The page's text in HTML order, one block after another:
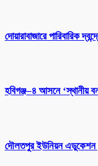
দোয়ারাবাজারে পারিবারিক
হবিগঞ্জ–৪ আসনে ‘স্থানীয়
দৌলতপুর ইউনিয়ন এডুকেশন